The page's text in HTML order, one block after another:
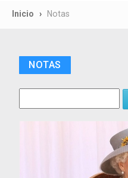
Inicio Notas
NOTAS